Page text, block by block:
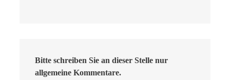
Bitte schreiben Sie an dieser Stelle nur
allgemeine Kommentare.